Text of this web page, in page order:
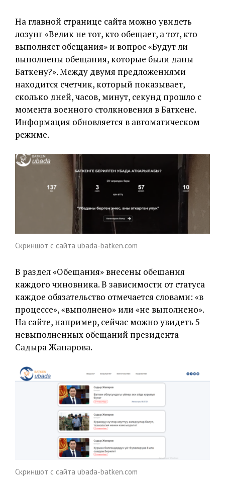
На главной странице сайта можно увидеть
лозунг «Велик не тот, кто обещает, а тот, кто
выполняет обещания» и вопрос «Будут ли
выполнены обещания, которые были даны
Баткену?». Между двумя предложениями
находится счетчик, который показывает,
сколько дней, часов, минут, секунд прошло с
момента военного столкновения в Баткене.
Информация обновляется в автоматическом
режиме.
Скриншот с сайта ubada-batken.com
В раздел «Обещания» внесены обещания
каждого чиновника. В зависимости от статуса
каждое обязательство отмечается словами: «в
процессе», «выполнено» или «не выполнено».
На сайте, например, сейчас можно увидеть 5
невыполненных обещаний президента
Садыра Жапарова.
Скриншот с сайта ubada-batken.com